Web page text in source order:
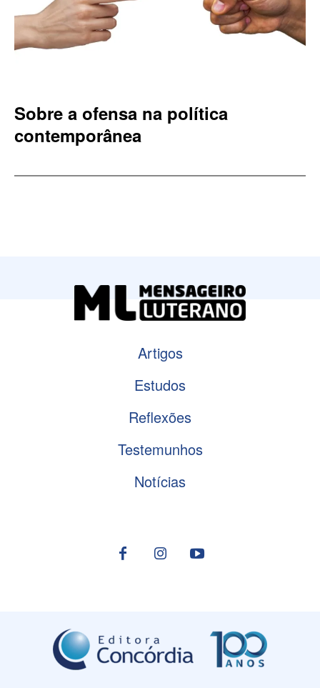
Sobre a ofensa na política
contemporânea
Artigos
Estudos
Reflexões
Testemunhos
Notícias